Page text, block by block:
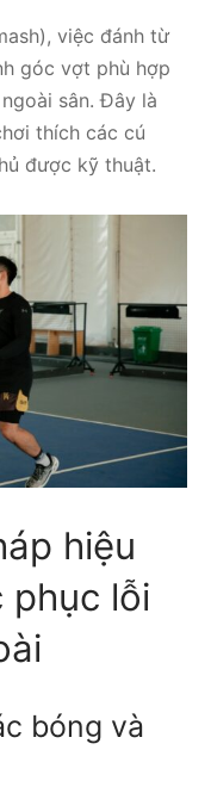
việc đánh từ
góc vợt phù hợp
sân. Đây là
thích các cú
được kỹ thuật.
hiệu
phục lỗi
bóng và